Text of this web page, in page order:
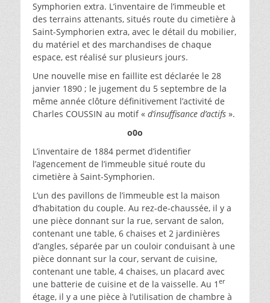
Symphorien extra. L’inventaire de l’immeuble et
des terrains attenants, situés route du cimetière à
Saint-Symphorien extra, avec le détail du mobilier,
du matériel et des marchandises de chaque
espace, est réalisé sur plusieurs jours.
Une nouvelle mise en faillite est déclarée le 28
janvier 1890 ; le jugement du 5 septembre de la
même année clôture définitivement l’activité de
Charles COUSSIN au motif « d’insuffisance d’actifs ».
o0o
L’inventaire de 1884 permet d’identifier
l’agencement de l’immeuble situé route du
cimetière à Saint-Symphorien.
L’un des pavillons de l’immeuble est la maison
d’habitation du couple. Au rez-de-chaussée, il y a
une pièce donnant sur la rue, servant de salon,
contenant une table, 6 chaises et 2 jardinières
d’angles, séparée par un couloir conduisant à une
pièce donnant sur la cour, servant de cuisine,
contenant une table, 4 chaises, un placard avec
une batterie de cuisine et de la vaisselle. Au 1 er
étage, il y a une pièce à l’utilisation de chambre à